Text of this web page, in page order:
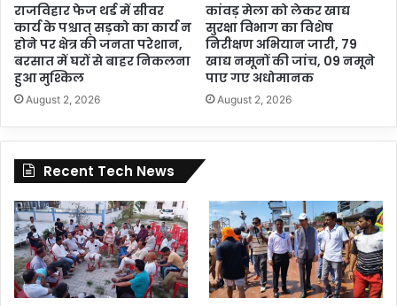
राजविहार फेज थर्ड में सीवर
कार्य के पश्चात् सड़को का कार्य न
होने पर क्षेत्र की जनता परेशान,
बरसात में घरों से बाहर निकलना
हुआ मुश्किल
August 2, 2026
कांवड़ मेला को लेकर खाद्य
सुरक्षा विभाग का विशेष
निरीक्षण अभियान जारी, 79
खाद्य नमूनों की जांच, 09 नमूने
पाए गए अधोमानक
August 2, 2026
Recent Tech News